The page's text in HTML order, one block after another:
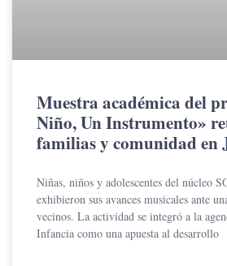
Muestra académica del
Niño, Un Instrumento»
familias y comunidad en
Niñas, niños y adolescentes del núcleo
exhibieron sus avances musicales ante
vecinos. La actividad se integró a la
Infancia como una apuesta al desarrollo